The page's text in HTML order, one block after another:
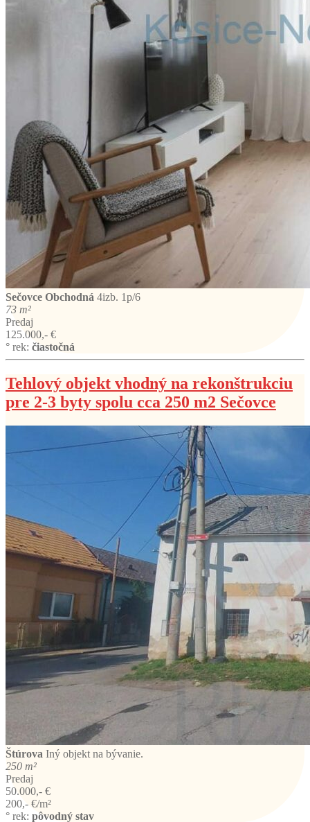
Sečovce Obchodná 4izb. 1p/6
73 m²
Predaj
125.000,- €
° rek: čiastočná
Tehlový objekt vhodný na rekonštrukciu
pre 2-3 byty spolu cca 250 m2 Sečovce
Štúrova Iný objekt na bývanie.
250 m²
Predaj
50.000,- €
200,- €/m²
° rek: pôvodný stav